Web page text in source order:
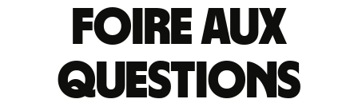
Foire aux
questions